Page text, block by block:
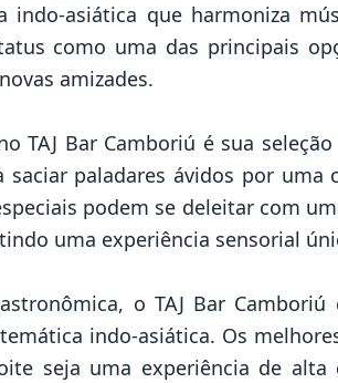
indo-asiática que harmoniza
como uma das principais
amizades.
TAJ Bar Camboriú é sua
paladares ávidos por
podem se deleitar com
uma experiência sensorial
o TAJ Bar
indo-asiática. Os
seja uma experiência de